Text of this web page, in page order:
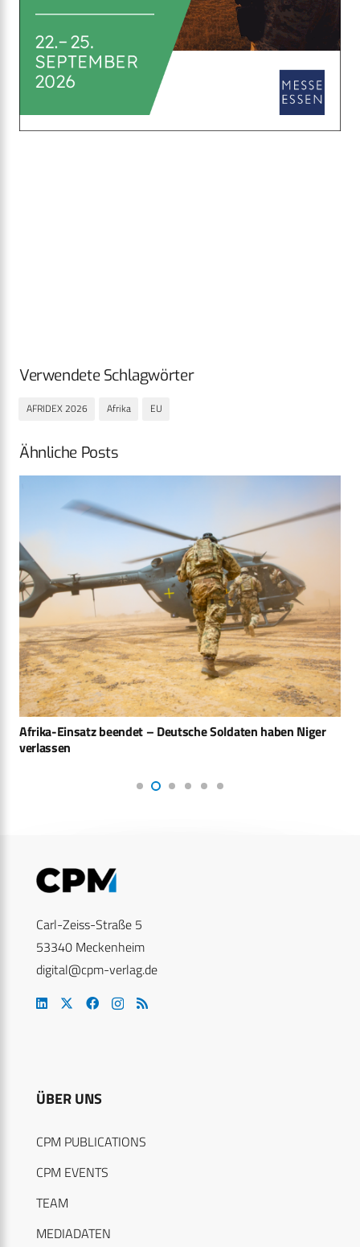
Verwendete Schlagwörter
AFRIDEX 2026 Afrika EU
Ähnliche Posts
Afrika-Einsatz beendet – Deutsche Soldaten haben Niger
verlassen
Carl-Zeiss-Straße 5
53340 Meckenheim
digital@cpm-verlag.de
ÜBER UNS
CPM PUBLICATIONS
CPM EVENTS
TEAM
MEDIADATEN